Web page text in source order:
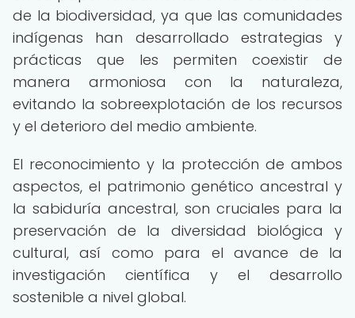
de la biodiversidad, ya que las comunidades
indígenas han desarrollado estrategias y
prácticas que les permiten coexistir de
manera armoniosa con la naturaleza,
evitando la sobreexplotación de los recursos
y el deterioro del medio ambiente.
El reconocimiento y la protección de ambos
aspectos, el patrimonio genético ancestral y
la sabiduría ancestral, son cruciales para la
preservación de la diversidad biológica y
cultural, así como para el avance de la
investigación científica y el desarrollo
sostenible a nivel global.